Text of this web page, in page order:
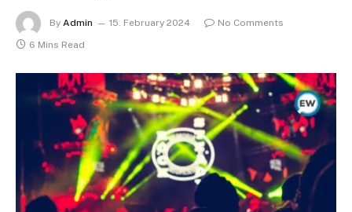
By Admin 15. February 2024
No Comments
6 Mins Read